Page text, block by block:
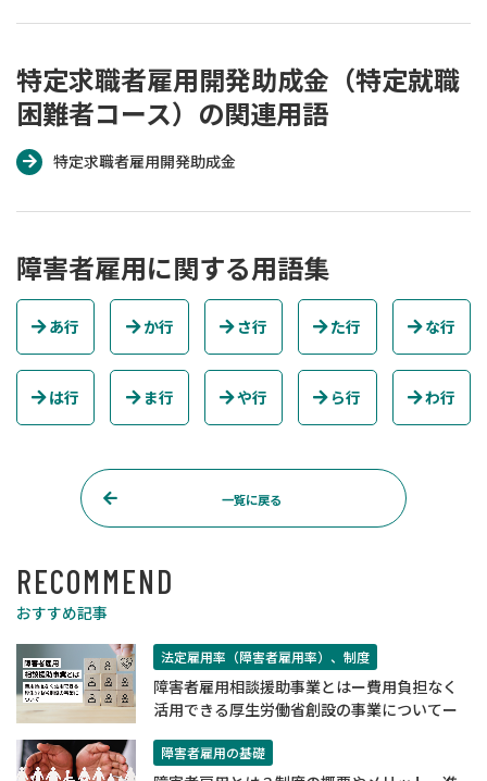
特定求職者雇用開発助成金（特定就職
困難者コース）の関連用語
特定求職者雇用開発助成金
障害者雇用に関する用語集
あ行 か行 さ行 た行 な行
は行 ま行 や行 ら行 わ行
一覧に戻る
RECOMMEND
おすすめ記事
法定雇用率（障害者雇用率）、制度
障害者雇用相談援助事業とはー費用負担なく
活用できる厚生労働省創設の事業についてー
障害者雇用の基礎